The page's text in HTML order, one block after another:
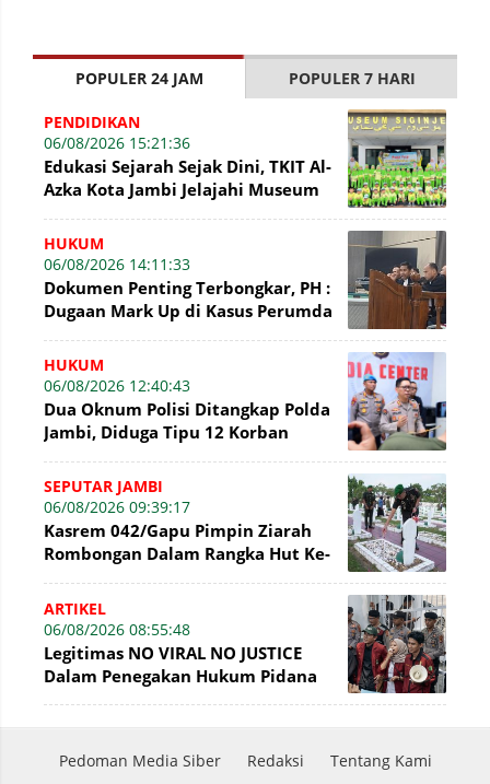
POPULER 24 JAM POPULER 7 HARI
PENDIDIKAN
06/08/2026 15:21:36
Edukasi Sejarah Sejak Dini, TKIT Al-
Azka Kota Jambi Jelajahi Museum
HUKUM
06/08/2026 14:11:33
Dokumen Penting Terbongkar, PH :
Dugaan Mark Up di Kasus Perumda
HUKUM
06/08/2026 12:40:43
Dua Oknum Polisi Ditangkap Polda
Jambi, Diduga Tipu 12 Korban
SEPUTAR JAMBI
06/08/2026 09:39:17
Kasrem 042/Gapu Pimpin Ziarah
Rombongan Dalam Rangka Hut Ke-
ARTIKEL
06/08/2026 08:55:48
Legitimas NO VIRAL NO JUSTICE
Dalam Penegakan Hukum Pidana
Pedoman Media Siber Redaksi Tentang Kami